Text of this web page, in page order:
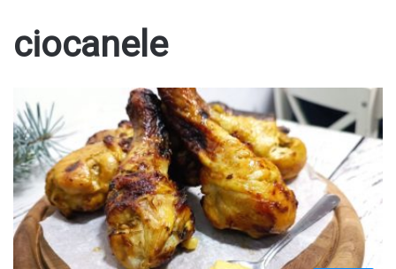
ciocanele